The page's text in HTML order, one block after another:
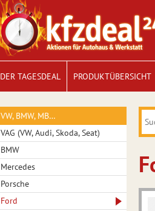
DER TAGESDEAL PRODUKTÜBERSICHT
VW, BMW, MB…
VAG (VW, Audi, Skoda, Seat)
BMW
Mercedes
Porsche
Ford